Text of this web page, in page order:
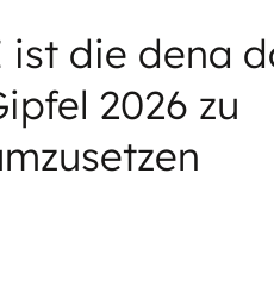
ist die dena
2026 zu